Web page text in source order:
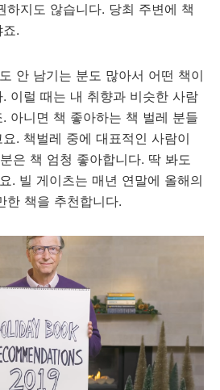
하지도 않습니다. 당최 주변에 책
.
안 남기는 분도 많아서 어떤 책이
이럴 때는 내 취향과 비슷한 사람
아니면 책 좋아하는 책 벌레 분들
. 책벌레 중에 대표적인 사람이
은 책 엄청 좋아합니다. 딱 봐도
. 빌 게이츠는 매년 연말에 올해의
한 책을 추천합니다.